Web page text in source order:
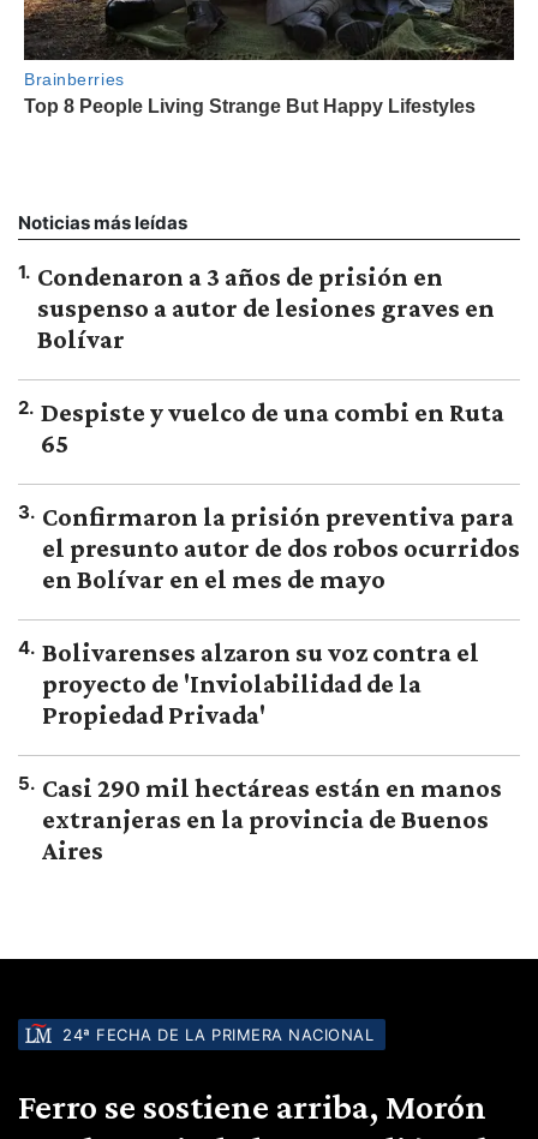
Noticias más leídas
1. Condenaron a 3 años de prisión en
suspenso a autor de lesiones graves en
Bolívar
2. Despiste y vuelco de una combi en Ruta
65
3. Confirmaron la prisión preventiva para
el presunto autor de dos robos ocurridos
en Bolívar en el mes de mayo
4. Bolivarenses alzaron su voz contra el
proyecto de 'Inviolabilidad de la
Propiedad Privada'
5. Casi 290 mil hectáreas están en manos
extranjeras en la provincia de Buenos
Aires
24ª FECHA DE LA PRIMERA NACIONAL
Ferro se sostiene arriba, Morón